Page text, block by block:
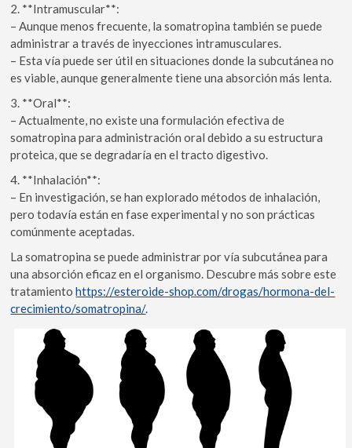
2. **Intramuscular**:
– Aunque menos frecuente, la somatropina también se puede
administrar a través de inyecciones intramusculares.
– Esta vía puede ser útil en situaciones donde la subcutánea no
es viable, aunque generalmente tiene una absorción más lenta.
3. **Oral**:
– Actualmente, no existe una formulación efectiva de
somatropina para administración oral debido a su estructura
proteica, que se degradaría en el tracto digestivo.
4. **Inhalación**:
– En investigación, se han explorado métodos de inhalación,
pero todavía están en fase experimental y no son prácticas
comúnmente aceptadas.
La somatropina se puede administrar por vía subcutánea para
una absorción eficaz en el organismo. Descubre más sobre este
tratamientohttps://esteroide-shop.com/drogas/hormona-del-
crecimiento/somatropina/.